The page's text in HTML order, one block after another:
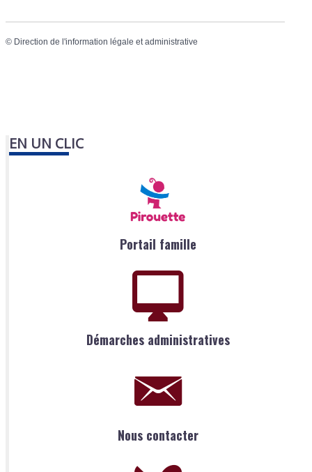
© Direction de l'information légale et administrative
EN UN CLIC
Portail famille
Démarches administratives
Nous contacter